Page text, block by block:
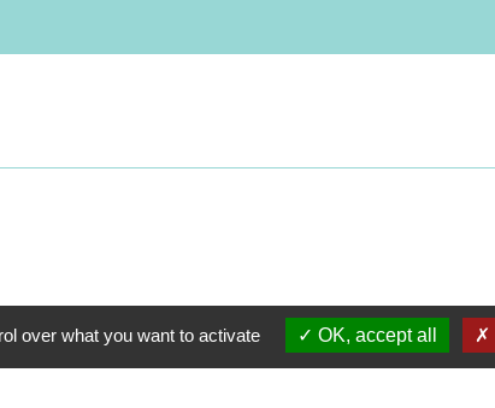
over what you want to activate OK, accept all